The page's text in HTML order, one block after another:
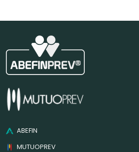
ABEFIN
MUTUOPREV